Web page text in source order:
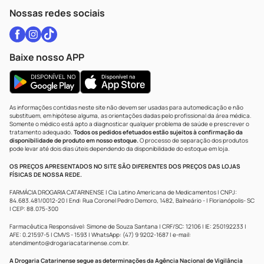
Nossas redes sociais
Baixe nosso APP
As informações contidas neste site não devem ser usadas para automedicação e não
substituem, em hipótese alguma, as orientações dadas pelo profissional da área médica.
Somente o médico está apto a diagnosticar qualquer problema de saúde e prescrever o
tratamento adequado. Todos os pedidos efetuados estão sujeitos à confirmação da
disponibilidade de produto em nosso estoque.O processo de separação dos produtos
pode levar até dois dias úteis dependendo da disponibilidade do estoque em loja.
OS PREÇOS APRESENTADOS NO SITE SÃO DIFERENTES DOS PREÇOS DAS LOJAS
FÍSICAS DE NOSSA REDE.
FARMÁCIA DROGARIA CATARINENSE | Cia Latino Americana de Medicamentos | CNPJ:
84.683.481/0012-20 | End: Rua Coronel Pedro Demoro, 1482, Balneário - | Florianópolis- SC
| CEP: 88.075-300
Farmacêutica Responsável: Simone de Souza Santana | CRF/SC: 12106 | IE: 250192233 |
AFE: 0.21597-5 | CMVS - 1593 | WhatsApp: (47) 9 9202-1687 | e-mail:
atendimento@drogariacatarinense.com.br.
A Drogaria Catarinense segue as determinações da Agência Nacional de Vigilância